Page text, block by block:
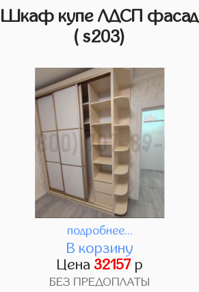
Шкаф купе ЛДСП фасад
( s203)
подробнее...
В корзину
Цена 32157р
БЕЗ ПРЕДОПЛАТЫ